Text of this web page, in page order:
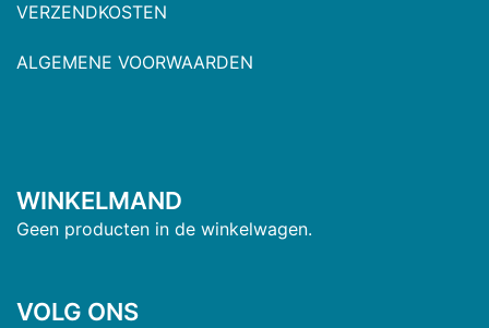
VERZENDKOSTEN
ALGEMENE VOORWAARDEN
WINKELMAND
Geen producten in de winkelwagen.
VOLG ONS